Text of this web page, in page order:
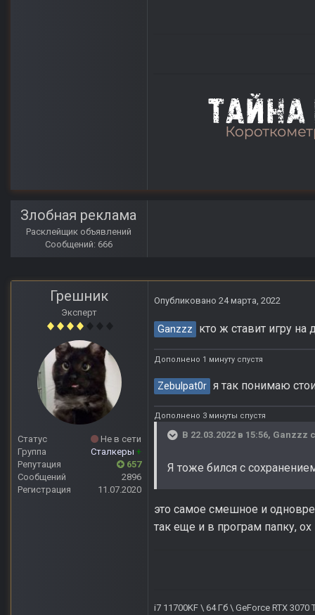
Злобная реклама
Расклейщик объявлений
Сообщений: 666
Грешник
Эксперт
Статус
Не в сети
Группа
Сталкеры +
Репутация
657
Сообщений
2896
Регистрация
11.07.2020
Опубликовано 24 марта, 2022
Ganzzz кто ж ставит игру на
Дополнено 1 минуту спустя
Zebulpat0r я так понимаю
Дополнено 3 минуты спустя
В 22.03.2022 в 15:56, Ganzzz
Я тоже бился с
это самое смешное и
так еще и в програм папку,
i7 11700KF \ 64 Гб \ GeForce RTX